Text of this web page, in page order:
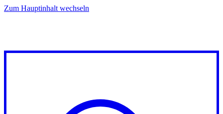
Zum Hauptinhalt wechseln